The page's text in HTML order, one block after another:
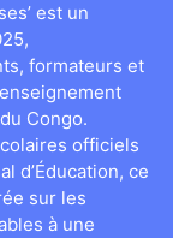
est un
formateurs et
Congo.
officiels
d’Éducation, ce
sur les
à une